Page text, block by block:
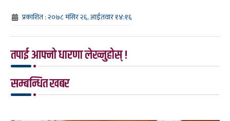
प्रकाशित : २०७८ मंसिर २६, आईतवार १४:१६
तपाई आफ्नो धारणा लेख्नुहोस् !
सम्बन्धित खबर